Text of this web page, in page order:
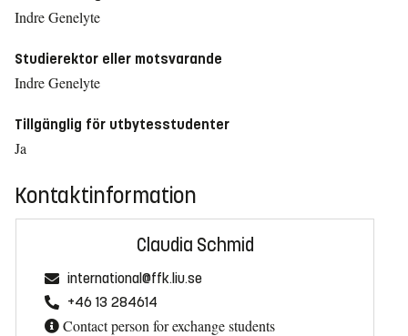
Indre Genelyte
Studierektor eller motsvarande
Indre Genelyte
Tillgänglig för utbytesstudenter
Ja
Kontaktinformation
Claudia Schmid
international@ffk.liu.se
+46 13 284614
Contact person for exchange students